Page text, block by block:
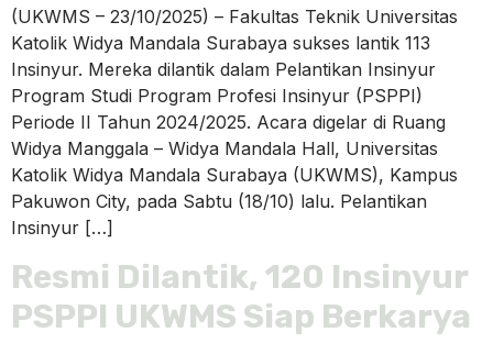
(UKWMS – 23/10/2025) – Fakultas Teknik Universitas
Katolik Widya Mandala Surabaya sukses lantik 113
Insinyur. Mereka dilantik dalam Pelantikan Insinyur
Program Studi Program Profesi Insinyur (PSPPI)
Periode II Tahun 2024/2025. Acara digelar di Ruang
Widya Manggala – Widya Mandala Hall, Universitas
Katolik Widya Mandala Surabaya (UKWMS), Kampus
Pakuwon City, pada Sabtu (18/10) lalu. Pelantikan
Insinyur […]
Resmi Dilantik, 120 Insinyur
PSPPI UKWMS Siap Berkarya